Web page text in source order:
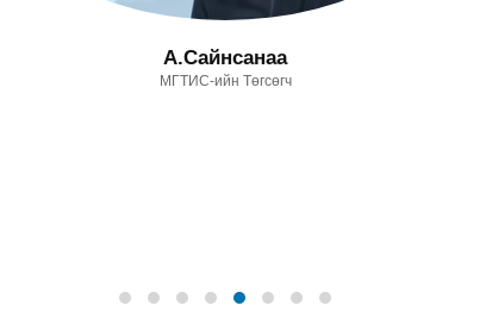
А.Сайнсанаа
МГТИС-ийн Төгсөгч